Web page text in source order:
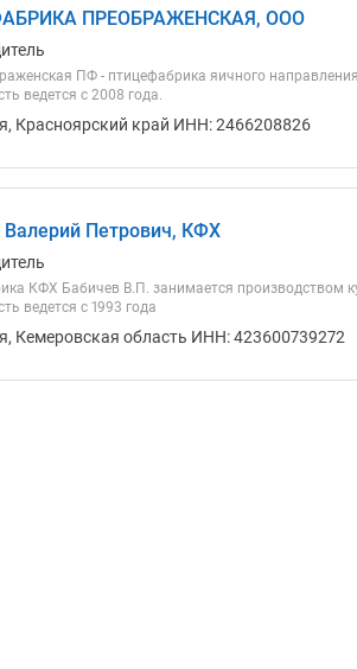
ПРЕОБРАЖЕНСКАЯ, ООО
ПФ - птицефабрика яичного
ведется с 2008 года.
Красноярский край ИНН: 2466208826
Валерий Петрович, КФХ
КФХ Бабичев В.П. занимается производством
ведется с 1993 года
Кемеровская область ИНН: 423600739272